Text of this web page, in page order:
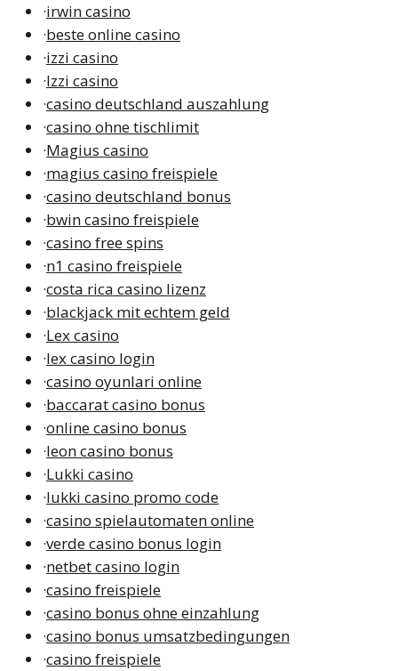
·irwin casino
·beste online casino
·izzi casino
·Izzi casino
·casino deutschland auszahlung
·casino ohne tischlimit
·Magius casino
·magius casino freispiele
·casino deutschland bonus
·bwin casino freispiele
·casino free spins
·n1 casino freispiele
·costa rica casino lizenz
·blackjack mit echtem geld
·Lex casino
·lex casino login
·casino oyunlari online
·baccarat casino bonus
·online casino bonus
·leon casino bonus
·Lukki casino
·lukki casino promo code
·casino spielautomaten online
·verde casino bonus login
·netbet casino login
·casino freispiele
·casino bonus ohne einzahlung
·casino bonus umsatzbedingungen
·casino freispiele